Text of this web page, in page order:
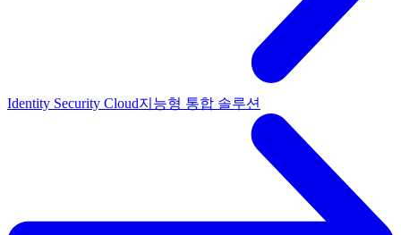
Identity Security Cloud지능형 통합 솔루션